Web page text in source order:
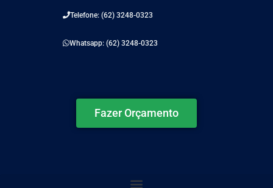
Telefone: (62) 3248-0323
Whatsapp: (62) 3248-0323
Fazer Orçamento